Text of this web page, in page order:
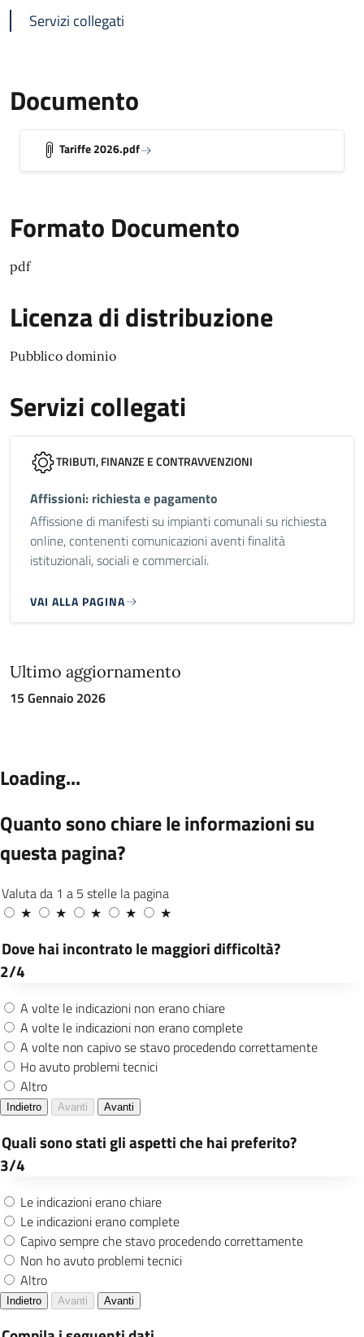
Servizi collegati
Documento
Tariffe 2026.pdf
Formato Documento
pdf
Licenza di distribuzione
Pubblico dominio
Servizi collegati
TRIBUTI, FINANZE E CONTRAVVENZIONI
Affissioni: richiesta e pagamento
Affissione di manifesti su impianti comunali su richiesta
online, contenenti comunicazioni aventi finalità
istituzionali, sociali e commerciali.
VAI ALLA PAGINA
Ultimo aggiornamento
15 Gennaio 2026